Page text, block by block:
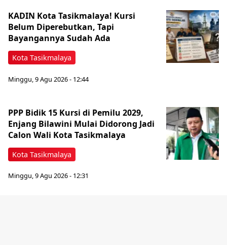
Kota Tasikmalaya
KADIN Kota Tasikmalaya! Kursi
Belum Diperebutkan, Tapi
Bayangannya Sudah Ada
Minggu, 9 Agu 2026 - 12:44
Kota Tasikmalaya
PPP Bidik 15 Kursi di Pemilu 2029,
Enjang Bilawini Mulai Didorong Jadi
Calon Wali Kota Tasikmalaya
Minggu, 9 Agu 2026 - 12:31